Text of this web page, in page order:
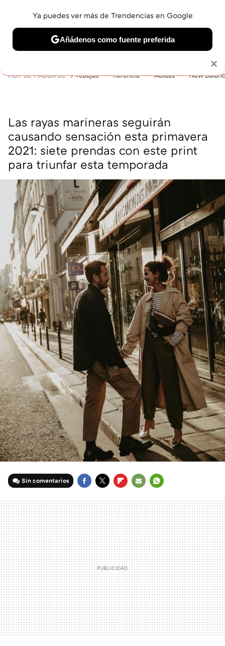
BELLEZA SHOPPING VIAJES GASTRO SNEAKERS
HOY SE HABLA DE rebajas herencia Adidas New
Las rayas marineras seguirán
causando sensación esta primavera
2021: siete prendas con este print
para triunfar esta temporada
Sin comentarios
MAIL
×
Ya puedes ver más de Trendencias en Google
Añádenos como fuente preferida